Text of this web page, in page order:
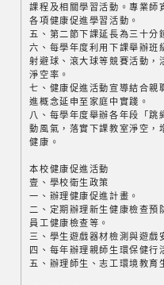
課程及相關學習活動。專業師
各項健康促進學習活動。
五、第二節下課延長為三十分
六、每學年度利用下課舉辦班
射避球、滾大球等競賽活動，
淨空率。
七、健康促進活動宣導結合親
進概念延申至家庭中實踐。
八、每學年度舉辦各年段「跳
動風氣，落實下課教室淨空，
健康。
本校健康促進活動
壹、學校衛生政策
一、辦理健康促進計畫。
二、定期辦理新生健康檢查預
員工健康檢查等。
三、學生遊戲器材檢測與遊戲
四、每年辦理親師生環保健行
五、辦理師生、志工環境教育